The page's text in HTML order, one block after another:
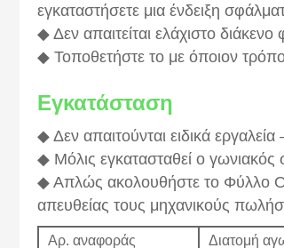
εγκαταστήσετε μια ένδειξη
◆ Δεν απαιτείται ελάχιστο
◆ Τοποθετήστε το με όποιον
Εγκατάσταση
◆ Δεν απαιτούνται ειδικά
◆ Μόλις εγκατασταθεί ο
◆ Απλώς ακολουθήστε το Φύλλο
απευθείας τους μηχανικούς
Αρ. αναφοράς Διατομή